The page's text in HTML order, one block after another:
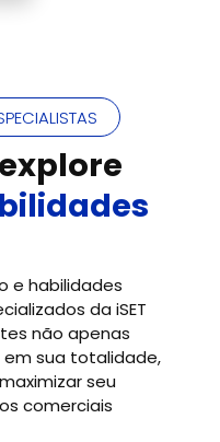
e habilidades
da iSET
não apenas
sua totalidade,
seu
comerciais